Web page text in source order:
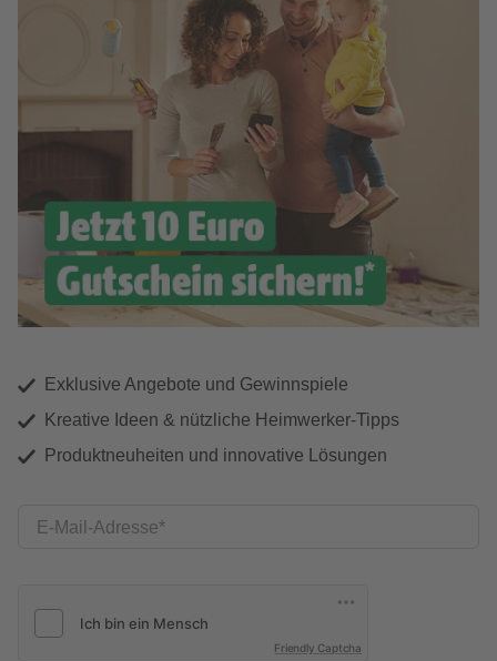
Exklusive Angebote und Gewinnspiele
Kreative Ideen & nützliche Heimwerker-Tipps
Produktneuheiten und innovative Lösungen
E-Mail-Adresse
Friendly Captcha